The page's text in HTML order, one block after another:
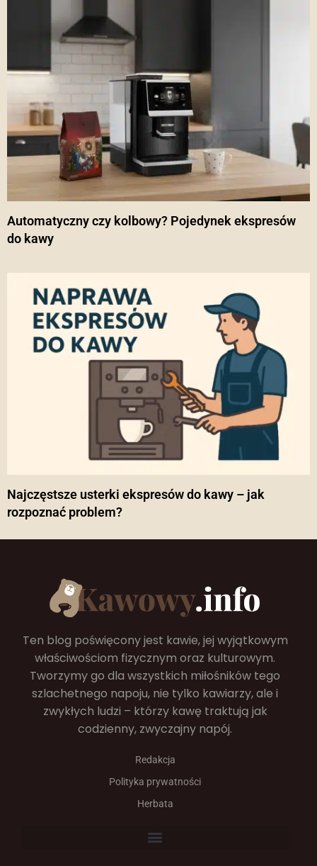
Automatyczny czy kolbowy? Pojedynek ekspresów
do kawy
Najczęstsze usterki ekspresów do kawy – jak
rozpoznać problem?
Ten blog poświęcony jest kawie, jej wyjątkowym
właściwościom fizycznym oraz kulturowym.
Tworzymy go dla wszystkich miłośników tego
szlachetnego napoju, nie tylko kawiarzy, ale i
zwykłych ludzi – którzy kawę traktują jak
codzienny, zwyczajny napój.
Redakcja
Polityka prywatności
Herbata